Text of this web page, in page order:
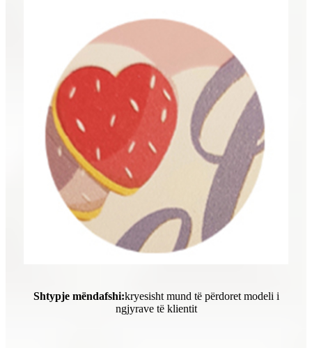
Shtypje mëndafshi:kryesisht mund të përdoret modeli i
ngjyrave të klientit